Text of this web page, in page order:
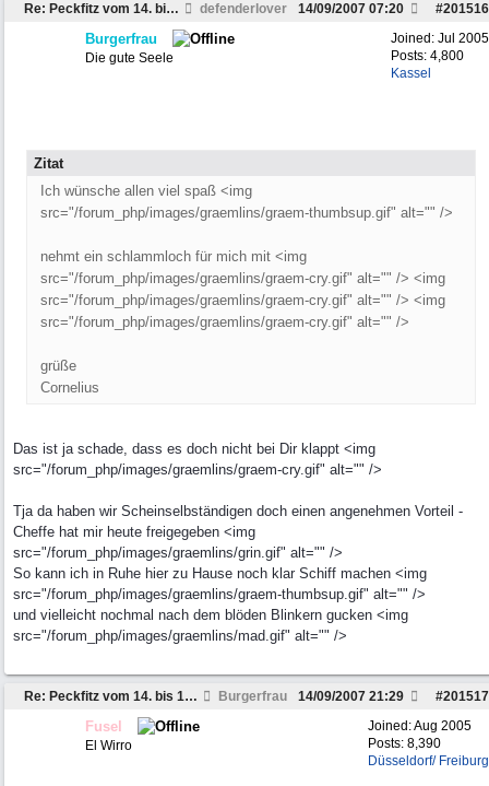
Re: Peckfitz vom 14. bis 16. September ? defenderlover #201516
14/09/2007 07:20
Joined: Jul 2005
Posts: 4,800
Kassel
Burgerfrau
Die gute Seele
Zitat
Ich wünsche allen viel spaß <img
src="/forum_php/images/graemlins/graem-thumbsup.gif" alt="" />
nehmt ein schlammloch für mich mit <img
src="/forum_php/images/graemlins/graem-cry.gif" alt="" /> <img
src="/forum_php/images/graemlins/graem-cry.gif" alt="" /> <img
src="/forum_php/images/graemlins/graem-cry.gif" alt="" />
grüße
Cornelius
Das ist ja schade, dass es doch nicht bei Dir klappt <img
src="/forum_php/images/graemlins/graem-cry.gif" alt="" />
Tja da haben wir Scheinselbständigen doch einen angenehmen Vorteil -
Cheffe hat mir heute freigegeben <img
src="/forum_php/images/graemlins/grin.gif" alt="" />
So kann ich in Ruhe hier zu Hause noch klar Schiff machen <img
src="/forum_php/images/graemlins/graem-thumbsup.gif" alt="" />
und vielleicht nochmal nach dem blöden Blinkern gucken <img
src="/forum_php/images/graemlins/mad.gif" alt="" />
Re: Peckfitz vom 14. bis 16. September ? Burgerfrau #201517
14/09/2007 21:29
Joined:Aug 2005
Posts: 8,390
Düsseldorf/ Freiburg
Fusel
El Wirro